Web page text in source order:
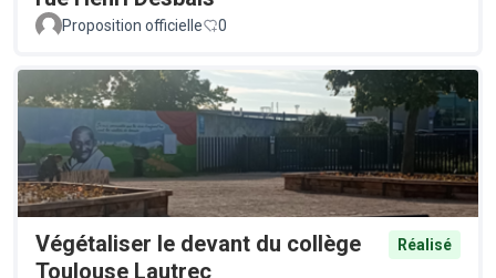
Proposition officielle 0
Végétaliser le devant du collège
Toulouse Lautrec
Réalisé